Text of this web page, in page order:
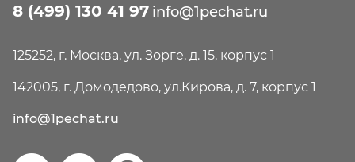
8 (499) 130 41 97 info@1pechat.ru
125252, г. Москва, ул. Зорге, д. 15, корпус 1
142005, г. Домодедово, ул.Кирова, д. 7, корпус 1
info@1pechat.ru